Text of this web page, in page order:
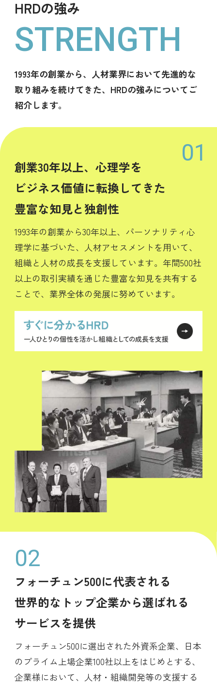
HRDの強み
STRENGTH
1993年の創業から、人材業界において先進的な
取り組みを続けてきた、HRDの強みについてご
紹介します。
創業30年以上、心理学を
ビジネス価値に転換してきた
豊富な知見と独創性
1993年の創業から30年以上、パーソナリティ心
理学に基づいた、人材アセスメントを用いて、
組織と人材の成長を支援しています。年間500社
以上の取引実績を通じた豊富な知見を共有する
ことで、業界全体の発展に努めています。
フォーチュン500に代表される
世界的なトップ企業から選ばれる
サービスを提供
フォーチュン500に選出された外資系企業、日本
のプライム上場企業100社以上をはじめとする、
企業様において、人材・組織開発等の支援する